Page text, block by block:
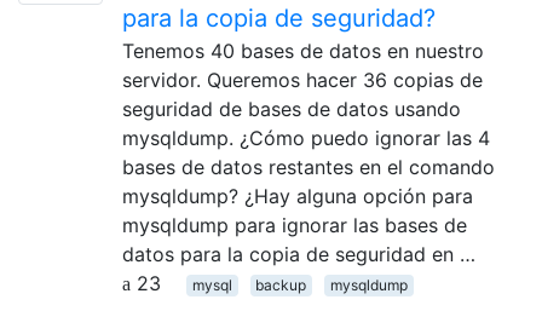
para la copia de seguridad?
Tenemos 40 bases de datos en nuestro
servidor. Queremos hacer 36 copias de
seguridad de bases de datos usando
mysqldump. ¿Cómo puedo ignorar las 4
bases de datos restantes en el comando
mysqldump? ¿Hay alguna opción para
mysqldump para ignorar las bases de
datos para la copia de seguridad en …
23
mysql backup mysqldump